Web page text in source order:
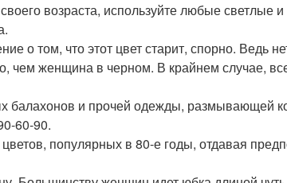
возраста, используйте любые светлые
о том, что этот цвет старит, спорно. Ведь
чем женщина в черном. В крайнем случае,
балахонов и прочей одежды, размывающей
60-90.
популярных в 80-е годы, отдавая